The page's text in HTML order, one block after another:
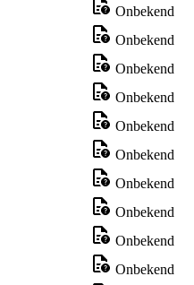
Onbekend
Onbekend
Onbekend
Onbekend
Onbekend
Onbekend
Onbekend
Onbekend
Onbekend
Onbekend